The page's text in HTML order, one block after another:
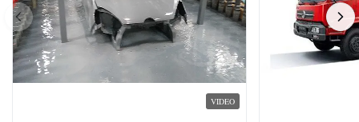
VIDEO